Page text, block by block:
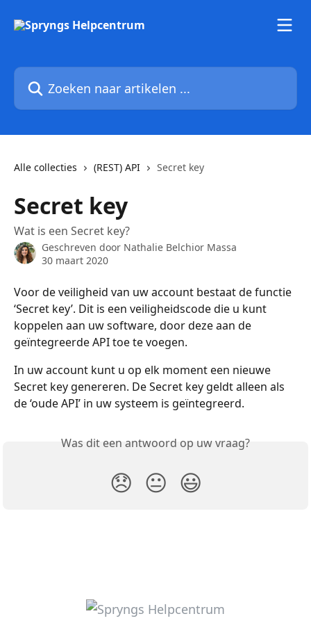
Zoeken naar artikelen ...
Alle collecties (REST) API Secret key
Secret key
Wat is een Secret key?
Geschreven door Nathalie Belchior Massa
30 maart 2020
Voor de veiligheid van uw account bestaat de functie
‘Secret key’. Dit is een veiligheidscode die u kunt
koppelen aan uw software, door deze aan de
geïntegreerde API toe te voegen.
In uw account kunt u op elk moment een nieuwe
Secret key genereren. De Secret key geldt alleen als
de ‘oude API’ in uw systeem is geïntegreerd.
Was dit een antwoord op uw vraag?
😞 😐 😃